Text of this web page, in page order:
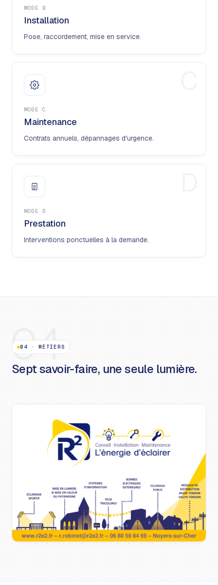
MODE B
Installation
Pose, raccordement, mise en service.
MODE C
Maintenance
Contrats annuels, dépannages d'urgence.
MODE D
Prestation
Interventions ponctuelles à la demande.
04
04 ·MÉTIERS
Sept savoir-faire, une seule lumière.